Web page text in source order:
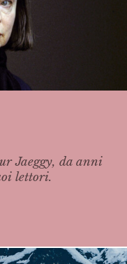
Jaeggy, da anni
lettori.